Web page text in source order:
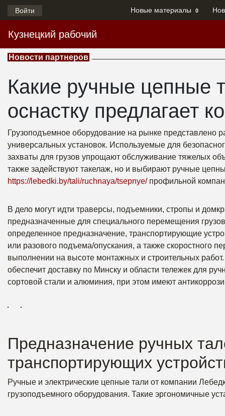
Войти Новые материалы 0
Кузнецкий рабочий
Новости партнеров
Какие ручные цепные
оснастку предлагает
Грузоподъемное оборудование на рынке представлено
универсальных установок. Используемые для
захваты для грузов упрощают обслуживание тяжелых
также задействуют такелаж, но и выбирают ручные
https://lebedki.by/tali/ruchnaya/tsepnye/профильной
В дело могут идти траверсы, подъемники, стропы и
предназначенные для специального перемещения
определенное предназначение, транспортирующие
или разового подъема/опускания, а также
выполнении на высоте монтажных и строительных
обеспечит доставку по Минску и области тележек для
сортовой стали и алюминия, при этом имеют
Предназначение ручных
транспортирующих
Ручные и электрические цепные тали от компании
грузоподъемного оборудования. Такие эргономичные